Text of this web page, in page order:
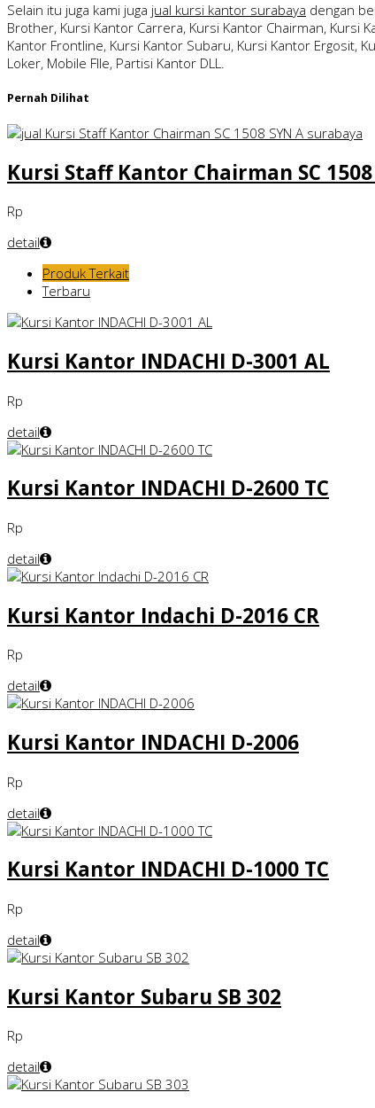
Selain itu juga kami juga jual kursi kantor surabaya dengan
Brother, Kursi Kantor Carrera, Kursi Kantor Chairman, Kursi
Kantor Frontline, Kursi Kantor Subaru, Kursi Kantor Ergosit,
Loker, Mobile FIle, Partisi Kantor DLL.
Pernah Dilihat
Kursi Staff Kantor Chairman SC 1508
Rp
detail
Produk Terkait
Terbaru
Kursi Kantor INDACHI D-3001 AL
Rp
detail
Kursi Kantor INDACHI D-2600 TC
Rp
detail
Kursi Kantor Indachi D-2016 CR
Rp
detail
Kursi Kantor INDACHI D-2006
Rp
detail
Kursi Kantor INDACHI D-1000 TC
Rp
detail
Kursi Kantor Subaru SB 302
Rp
detail